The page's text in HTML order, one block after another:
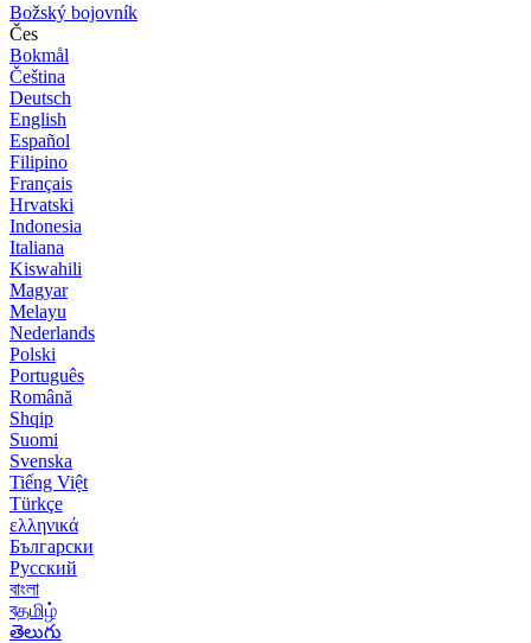
Božský bojovník
Čes
Bokmål
Čeština
Deutsch
English
Español
Filipino
Français
Hrvatski
Indonesia
Italiana
Kiswahili
Magyar
Melayu
Nederlands
Polski
Português
Română
Shqip
Suomi
Svenska
Tiếng Việt
Türkçe
ελληνικά
Български
Русский
বাংলা
বதமிழ்
తెలుగు